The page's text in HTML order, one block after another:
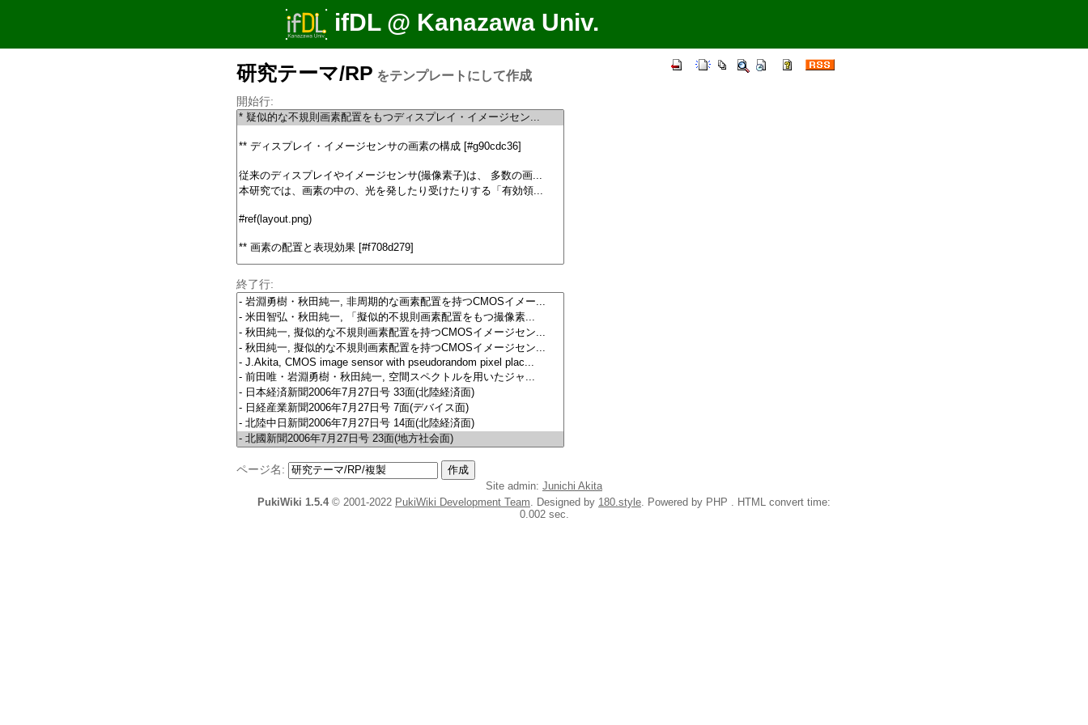
ifDL @ Kanazawa Univ.
研究テーマ/RP をテンプレートにして作成
開始行:
終了行:
ページ名:
Site admin: Junichi Akita
PukiWiki 1.5.4© 2001-2022 PukiWiki Development Team. Designed by 180.style. Powered by PHP . HTML convert time:
0.002 sec.